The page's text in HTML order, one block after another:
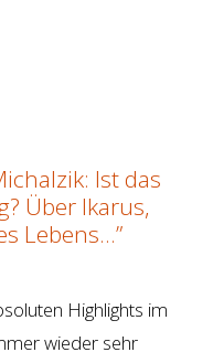
Ist das
Über Ikarus,
Lebens…”
Highlights im
wieder sehr